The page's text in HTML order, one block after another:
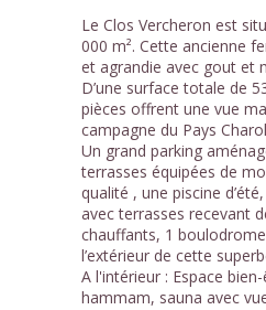
Le Clos Vercheron est
000 m². Cette ancienne
et agrandie avec gout et
D’une surface totale de
pièces offrent une vue
campagne du Pays
Un grand parking
terrasses équipées de
qualité , une piscine
avec terrasses recevant
chauffants, 1
l’extérieur de cette
A l'intérieur : Espace
hammam, sauna avec